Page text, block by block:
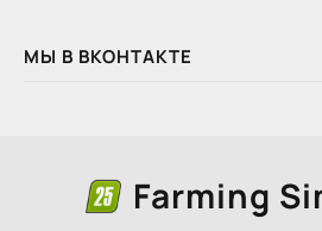
МЫ В ВКОНТАКТЕ
Farming